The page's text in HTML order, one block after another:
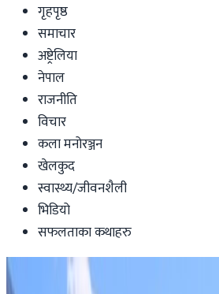
गृहपृष्ठ
समाचार
अष्ट्रेलिया
नेपाल
राजनीति
विचार
कला मनोरञ्जन
खेलकुद
स्वास्थ्य/जीवनशैली
भिडियो
सफलताका कथाहरु
Nepal